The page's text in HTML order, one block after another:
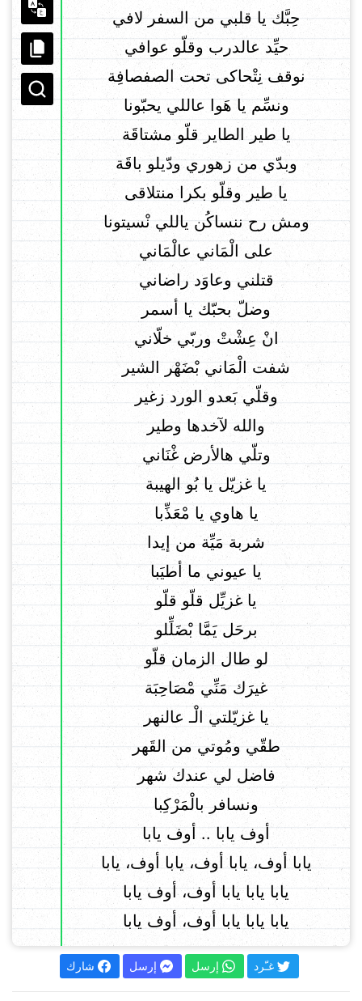
حِبَّك يا قلبي من السفر لافي
حيِّد عالدرب وقلّو عوافي
نوقف نِتْحاكى تحت الصفصافِة
ونسِّم يا هَوا عاللي يحبّونا
يا طير الطاير قلّو مشتاقَة
وبدّي من زهوري ودّيلو باقَة
يا طير وقلّو بكرا منتلاقى
ومش رح ننساكُن ياللي نْسيتونا
على الْمَاني عالْمَاني
قتلني وعاوَد راضاني
وضلّ بحبّك يا أسمر
انْ عِشْتْ وربّي خلّاني
شفت الْمَاني بْضَهْر الشير
وقلّي بَعدو الورد زغير
والله لآخدها وطير
وتلّي هالأرض غْنَاني
يا غزيّل يا بُو الهيبة
يا هاوي يا مْعَذِّبا
شربة مَيِّة من إيدا
يا عيوني ما أطيَبا
يا غزيِّل قلّو قلّو
برحَل يَمَّا بْضَلِّلو
لو طال الزمان قلّو
غيرَك مَنِّي مْصَاحِبَة
يا غزيّلتي الْـ عالنهر
طقّي ومُوتي من القَهر
فاضل لي عندك شهر
ونسافر بالْمَرْكِبا
أوف يابا .. أوف يابا
يابا أوف، يابا أوف، يابا أوف، يابا
يابا يابا يابا أوف، أوف يابا
يابا يابا يابا أوف، أوف يابا